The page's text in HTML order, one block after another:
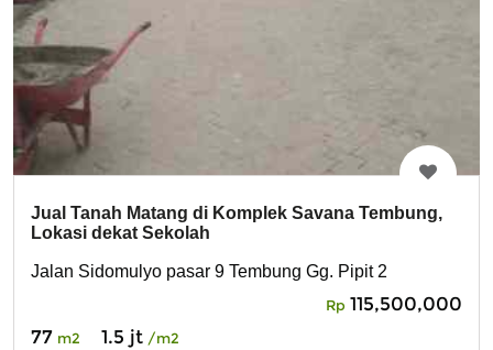
Jual Tanah Matang di Komplek Savana Tembung,
Lokasi dekat Sekolah
Jalan Sidomulyo pasar 9 Tembung Gg. Pipit 2
Rp 115,500,000
77 m2 1.5 jt /m2